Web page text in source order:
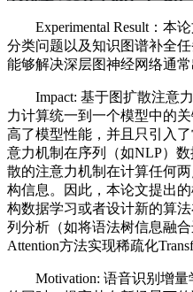
Experimental Result：本
分类问题以及知识图谱补全
能够解决深层图神经网络通常
Impact: 基于图扩散注意力
力计算统一到一个模型中的
高了模型性能，并且只引入
意力机制在序列（如NLP）
散的注意力机制在计算任何
构信息。因此，本论文提出
构数据学习或者设计新的算
列分析（如将语法树信息融
Attention方法实现稀疏化
Motivation: 语音识别增量